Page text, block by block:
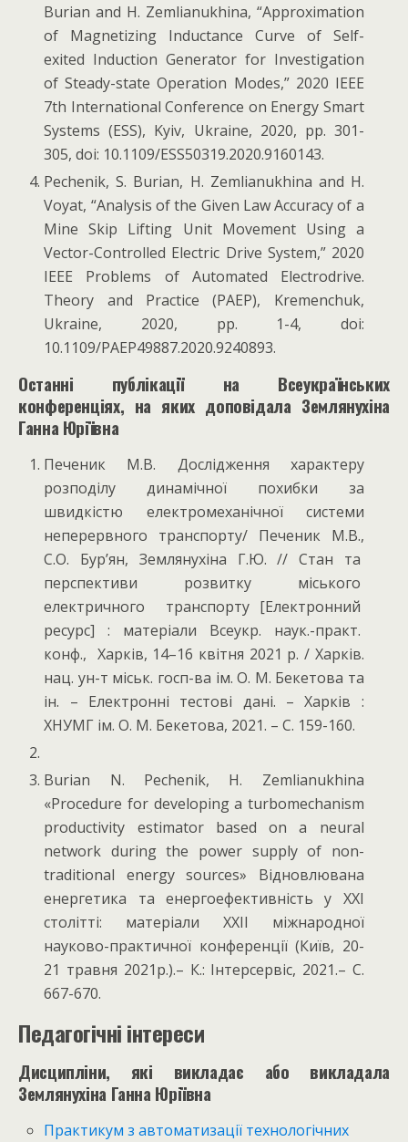
Burian and H. Zemlianukhina, “Approximation
of Magnetizing Inductance Curve of Self-
exited Induction Generator for Investigation
of Steady-state Operation Modes,” 2020 IEEE
7th International Conference on Energy Smart
Systems (ESS), Kyiv, Ukraine, 2020, pp. 301-
305, doi: 10.1109/ESS50319.2020.9160143.
Pechenik, S. Burian, H. Zemlianukhina and H.
Voyat, “Analysis of the Given Law Accuracy of a
Mine Skip Lifting Unit Movement Using a
Vector-Controlled Electric Drive System,” 2020
IEEE Problems of Automated Electrodrive.
Theory and Practice (PAEP), Kremenchuk,
Ukraine, 2020, pp. 1-4, doi:
10.1109/PAEP49887.2020.9240893.
Останні публікації на Всеукраїнських
конференціях, на яких доповідала Землянухіна
Ганна Юріївна
Печеник М.В. Дослідження характеру
розподілу динамічної похибки за
швидкістю електромеханічної системи
неперервного транспорту/ Печеник М.В.,
С.О. Бур’ян, Землянухіна Г.Ю. // Стан та
перспективи розвитку міського
електричного транспорту [Електронний
ресурс] : матеріали Всеукр. наук.-практ.
конф., Харків, 14–16 квітня 2021 р. / Харків.
нац. ун-т міськ. госп-ва ім. О. М. Бекетова та
ін. – Електронні тестові дані. – Харків :
ХНУМГ ім. О. М. Бекетова, 2021. – С. 159-160.
Burian N. Pechenik, H. Zemlianukhina
«Procedure for developing a turbomechanism
productivity estimator based on a neural
network during the power supply of non-
traditional energy sources» Відновлювана
енергетика та енергоефективність у XXI
столітті: матеріали XXII міжнародної
науково-практичної конференції (Київ, 20-
21 травня 2021р.).– К.: Інтерсервіс, 2021.– С.
667-670.
Педагогічні інтереси
Дисципліни, які викладає або викладала
Землянухіна Ганна Юріївна
Практикум з автоматизації технологічних